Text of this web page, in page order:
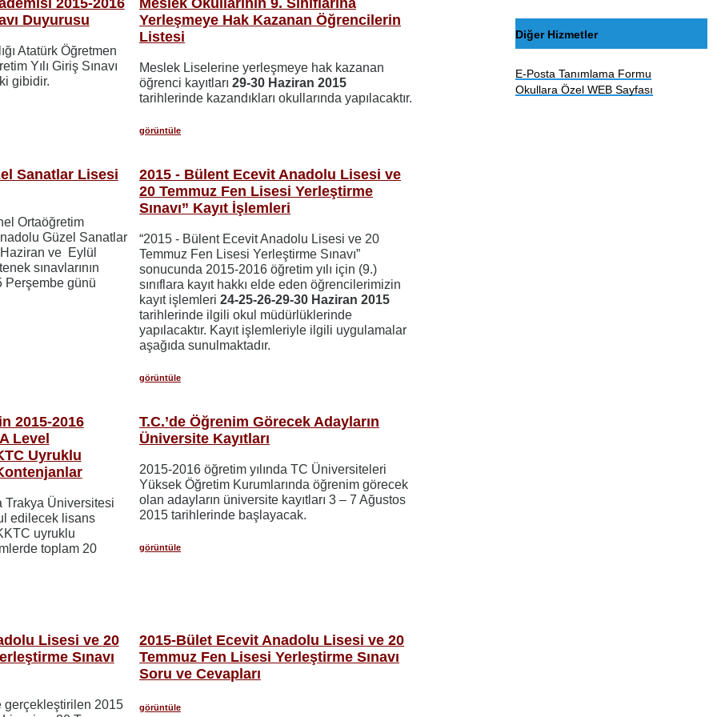
Duyurusu
Atatürk Öğretmen
Yılı Giriş Sınavı
gibidir.
Yerleşmeye Hak Kazanan Öğrencilerin
Listesi
Meslek Liselerine yerleşmeye hak kazanan
öğrenci kayıtları29-30 Haziran 2015
tarihlerinde kazandıkları okullarında yapılacaktır.
görüntüle
Sanatlar Lisesi
Ortaöğretim
Güzel Sanatlar
ve Eylül
sınavlarının
günü
2015 - Bülent Ecevit Anadolu Lisesi ve
20 Temmuz Fen Lisesi Yerleştirme
Sınavı” Kayıt İşlemleri
“2015 - Bülent Ecevit Anadolu Lisesi ve 20
Temmuz Fen Lisesi Yerleştirme Sınavı”
sonucunda 2015-2016 öğretim yılı için (9.)
sınıflara kayıt hakkı elde eden öğrencilerimizin
kayıt işlemleri24-25-26-29-30 Haziran 2015
tarihlerinde ilgili okul müdürlüklerinde
yapılacaktır. Kayıt işlemleriyle ilgili uygulamalar
aşağıda sunulmaktadır.
görüntüle
2015-2016
Level
Uyruklu
Trakya Üniversitesi
edilecek lisans
uyruklu
toplam 20
T.C.’de Öğrenim Görecek Adayların
Üniversite Kayıtları
2015-2016 öğretim yılında TC Üniversiteleri
Yüksek Öğretim Kurumlarında öğrenim görecek
olan adayların üniversite kayıtları 3 – 7 Ağustos
2015 tarihlerinde başlayacak.
görüntüle
Lisesi ve 20
Sınavı
gerçekleştirilen 2015
2015-Bület Ecevit Anadolu Lisesi ve 20
Temmuz Fen Lisesi Yerleştirme Sınavı
Soru ve Cevapları
görüntüle
Diğer Hizmetler
E-Posta Tanımlama Formu
Okullara Özel WEB Sayfası